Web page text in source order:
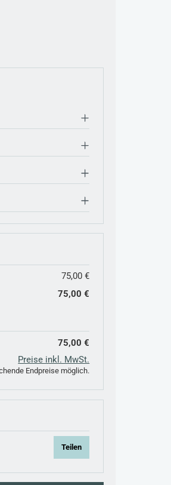
75,00 €
75,00 €
75,00 €
Preise inkl. MwSt.
Endpreise möglich.
Teilen